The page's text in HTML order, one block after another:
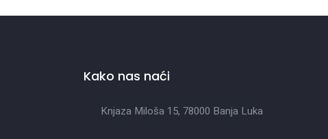
Kako nas naći
Knjaza Miloša 15, 78000 Banja Luka